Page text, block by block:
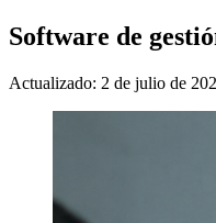
Software de
Actualizado: 2 de julio de